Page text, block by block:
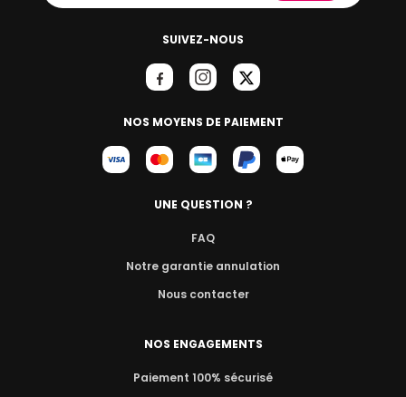
SUIVEZ-NOUS
NOS MOYENS DE PAIEMENT
UNE QUESTION ?
FAQ
Notre garantie annulation
Nous contacter
NOS ENGAGEMENTS
Paiement 100% sécurisé